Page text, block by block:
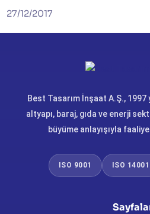
27/12/2017
Best Tasarım İnşaat A.Ş., 1997
altyapı, baraj, gıda ve enerji
büyüme anlayışıyla
ISO 9001 ISO 14001